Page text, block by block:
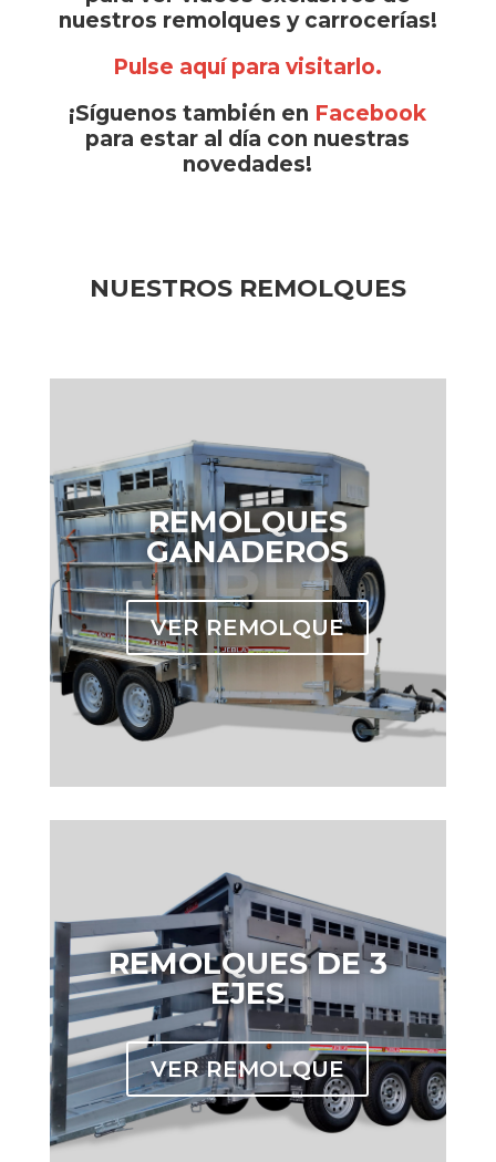
nuestros remolques y carrocerías!
Pulse aquí para visitarlo.
¡Síguenos también en Facebook
para estar al día con nuestras
novedades!
NUESTROS REMOLQUES
REMOLQUES
GANADEROS
VER REMOLQUE
REMOLQUES DE 3
EJES
VER REMOLQUE